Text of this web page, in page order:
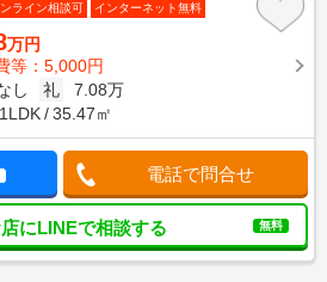
ライン相談可 インターネット無料
万円
等：5,000円
し 礼
7.08万
1LDK 35.47㎡
電話で問合せ
にLINEで相談する 無料